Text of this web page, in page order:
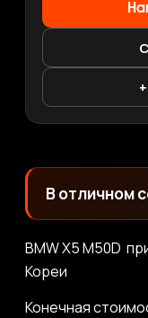
В отличном
BMW X5 M50D
Кореи
Конечная